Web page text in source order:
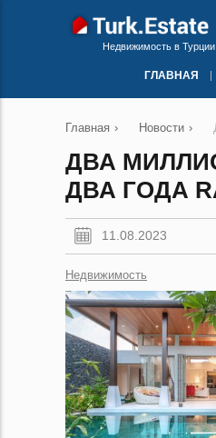
Недвижимость в Турции
ГЛАВНАЯ
Главная › Новости ›
ДВА
ДВА ГОДА
11.08.2023
Недвижимость